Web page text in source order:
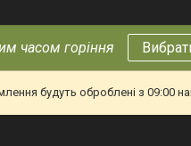
часом горіння
будуть оброблені з 09:00